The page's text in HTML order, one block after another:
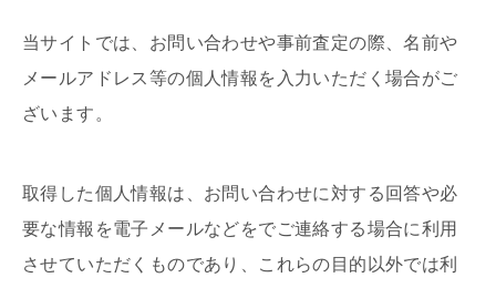
当サイトでは、お問い合わせや事前査定の際、名前や
メールアドレス等の個人情報を入力いただく場合がご
ざいます。
取得した個人情報は、お問い合わせに対する回答や必
要な情報を電子メールなどをでご連絡する場合に利用
させていただくものであり、これらの目的以外では利